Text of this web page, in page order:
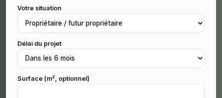
Votre situation
Délai du projet
Surface (m², optionnel)